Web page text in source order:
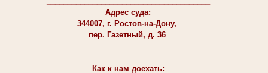
Адрес суда:
344007, г. Ростов-на-Дону,
пер. Газетный, д. 36
Как к нам доехать: